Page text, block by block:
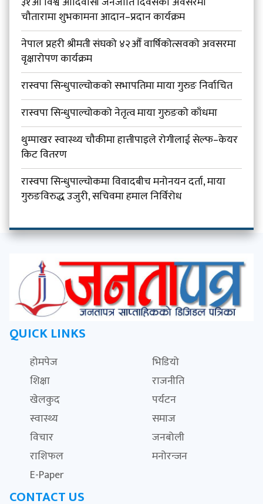
चौतारामा शुभकामना आदान–प्रदान कार्यक्रम
नेपाल प्रहरी श्रीमती संघको ४२औँ वार्षिकोत्सवको अवसरमा
वृक्षारोपण कार्यक्रम
रास्वपा सिन्धुपाल्चोकको सभापतिमा माया गुरुङ निर्वाचित
रास्वपा सिन्धुपाल्चोकको नेतृत्व माया गुरुङको काँधमा
थुम्पाखर स्वास्थ्य चौकीमा हात्तीपाइले रोगीलाई सेल्फ–केयर
किट वितरण
रास्वपा सिन्धुपाल्चोकमा विवादबीच मनोनयन दर्ता, माया
गुरुङविरुद्ध उजुरी, सचिवमा हमाल निर्विरोध
QUICK LINKS
होमपेज
भिडियो
शिक्षा
राजनीति
खेलकुद
पर्यटन
स्वास्थ्य
समाज
विचार
जनबोली
राशिफल
मनोरन्जन
E-Paper
CONTACT US